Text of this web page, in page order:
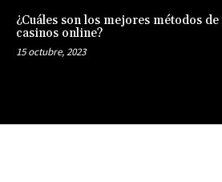
¿Cuáles son los mejores métodos de
casinos online?
15 octubre, 2023